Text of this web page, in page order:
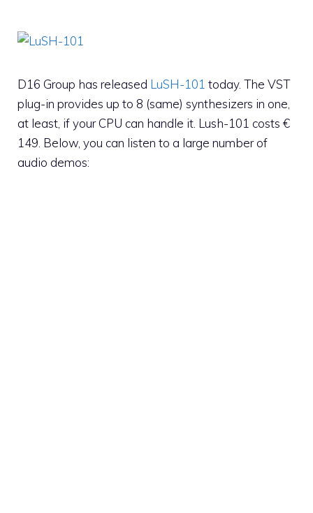
D16 Group has released LuSH-101 today. The VST
plug-in provides up to 8 (same) synthesizers in one,
at least, if your CPU can handle it. Lush-101 costs €
149. Below, you can listen to a large number of
audio demos: